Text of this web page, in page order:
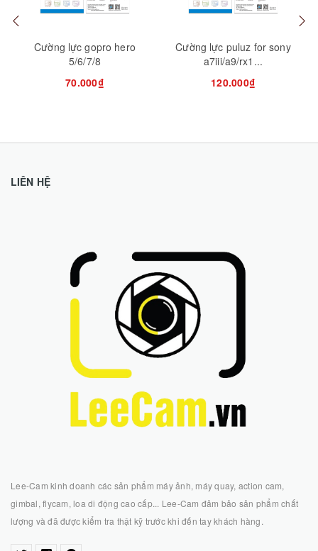
Cường lực gopro hero
5/6/7/8
70.000₫
Cường lực puluz for sony
a7iii/a9/rx1...
120.000₫
LIÊN HỆ
Lee-Cam kinh doanh các sản phẩm máy ảnh, máy quay, action cam,
gimbal, flycam, loa di động cao cấp... Lee-Cam đảm bảo sản phẩm chất
lượng và đã được kiểm tra thật kỹ trước khi đến tay khách hàng.